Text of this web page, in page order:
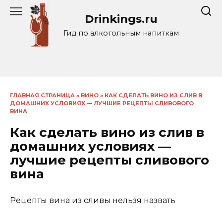
Перейти
содержанию
Drinkings.ru
Гид по алкогольным напиткам
ГЛАВНАЯ СТРАНИЦА » ВИНО » КАК СДЕЛАТЬ ВИНО ИЗ СЛИВ В
ДОМАШНИХ УСЛОВИЯХ — ЛУЧШИЕ РЕЦЕПТЫ СЛИВОВОГО
ВИНА
Как сделать вино из слив в
домашних условиях —
лучшие рецепты сливового
вина
Рецепты вина из сливы нельзя назвать